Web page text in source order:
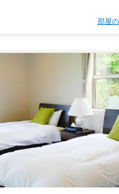
部屋